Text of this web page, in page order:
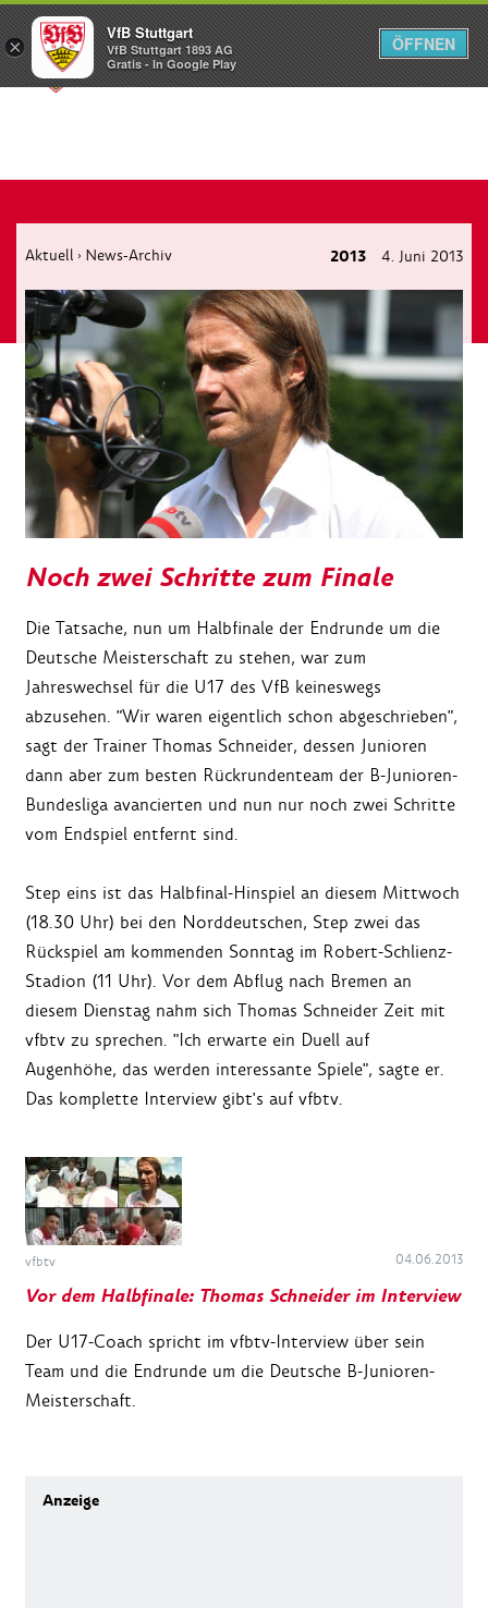
Menü
Aktuell › News-Archiv 2013 4. Juni 2013
Noch zwei Schritte zum Finale
Die Tatsache, nun um Halbfinale der Endrunde um die
Deutsche Meisterschaft zu stehen, war zum
Jahreswechsel für die U17 des VfB keineswegs
abzusehen. "Wir waren eigentlich schon abgeschrieben",
sagt der Trainer Thomas Schneider, dessen Junioren
dann aber zum besten Rückrundenteam der B-Junioren-
Bundesliga avancierten und nun nur noch zwei Schritte
vom Endspiel entfernt sind.
Step eins ist das Halbfinal-Hinspiel an diesem Mittwoch
(18.30 Uhr) bei den Norddeutschen, Step zwei das
Rückspiel am kommenden Sonntag im Robert-Schlienz-
Stadion (11 Uhr). Vor dem Abflug nach Bremen an
diesem Dienstag nahm sich Thomas Schneider Zeit mit
vfbtv zu sprechen. "Ich erwarte ein Duell auf
Augenhöhe, das werden interessante Spiele", sagte er.
Das komplette Interview gibt's auf vfbtv.
vfbtv 04.06.2013
Vor dem Halbfinale: Thomas Schneider im Interview
Der U17-Coach spricht im vfbtv-Interview über sein
Team und die Endrunde um die Deutsche B-Junioren-
Meisterschaft.
×
VfB Stuttgart
VfB Stuttgart 1893 AG
Gratis - In Google Play
ÖFFNEN